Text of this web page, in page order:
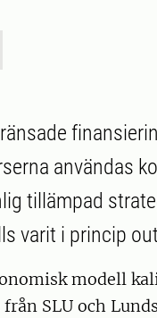
användas
tillämpad
varit i princip
modell
SLU och